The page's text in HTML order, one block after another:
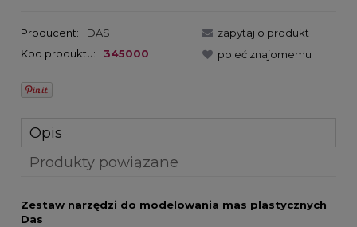
Producent:
DAS
Kod produktu:
345000
zapytaj o produkt
poleć znajomemu
Opis
Produkty powiązane
Zestaw narzędzi do modelowania mas plastycznych
Das